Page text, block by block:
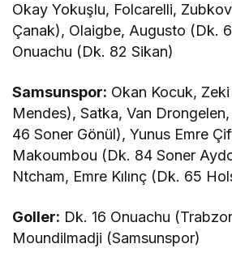
Okay Yokuşlu, Folcarelli,
Çanak), Olaigbe, Augusto (Dk.
Onuachu (Dk. 82 Sikan)
Samsunspor: Okan Kocuk,
Mendes), Satka, Van
46 Soner Gönül), Yunus Emre
Makoumbou (Dk. 84 Soner
Ntcham, Emre Kılınç (Dk. 65
Goller: Dk. 16 Onuachu
Moundilmadji (Samsunspor)